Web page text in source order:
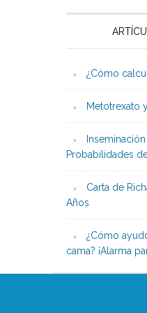
¿Cómo
Metotrexato
Probabilidades
Carta de
Años
¿Cómo
cama? ¡Alarma